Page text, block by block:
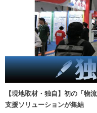
【現地取材・独自】初の「物
支援ソリューションが集結